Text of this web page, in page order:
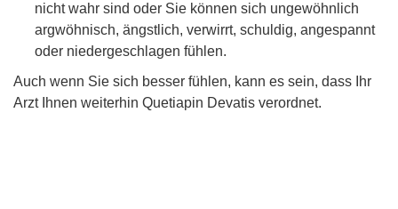
nicht wahr sind oder Sie können sich ungewöhnlich
argwöhnisch, ängstlich, verwirrt, schuldig, angespannt
oder niedergeschlagen fühlen.
Auch wenn Sie sich besser fühlen, kann es sein, dass Ihr
Arzt Ihnen weiterhin Quetiapin Devatis verordnet.